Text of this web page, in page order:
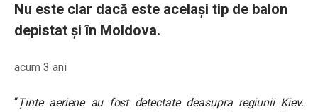
Nu este clar dacă este același tip de balon
depistat și în Moldova.
acum 3 ani
“Ținte aeriene au fost detectate deasupra regiunii Kiev.